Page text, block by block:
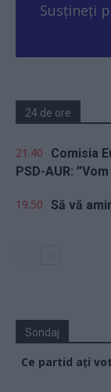
Susțineți
24 de ore
21.40
Comisia
PSD-AUR:
19.50 Să vă
Sondaj
Ce partid ați